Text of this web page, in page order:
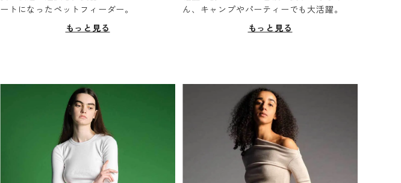
ートになったペットフィーダー。
もっと見る
ん、キャンプやパーティーでも大活躍。
もっと見る